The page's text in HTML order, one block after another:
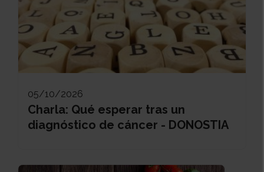
05/10/2026
Charla: Qué esperar tras un
diagnóstico de cáncer - DONOSTIA